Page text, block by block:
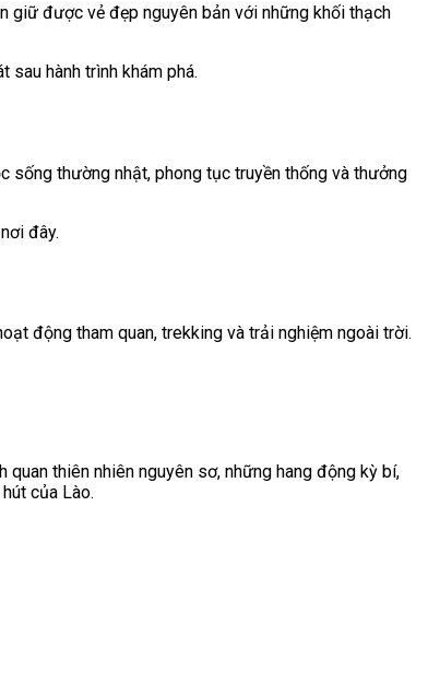
giữ được vẻ đẹp nguyên bản với những khối thạch
sau hành trình khám phá.
sống thường nhật, phong tục truyền thống và thưởng
đây.
động tham quan, trekking và trải nghiệm ngoài trời.
quan thiên nhiên nguyên sơ, những hang động kỳ bí,
của Lào.